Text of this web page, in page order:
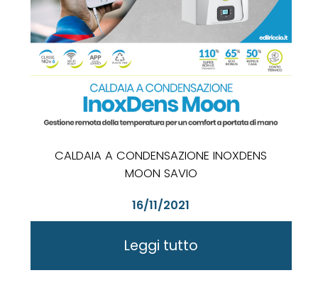
CALDAIA A CONDENSAZIONE INOXDENS
MOON SAVIO
16/11/2021
Leggi tutto